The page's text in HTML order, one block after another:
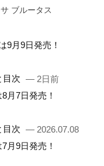
ブルータス
9月9日発売！
目次 — 2日前
月7日発売！
目次 — 2026.07.08
月9日発売！